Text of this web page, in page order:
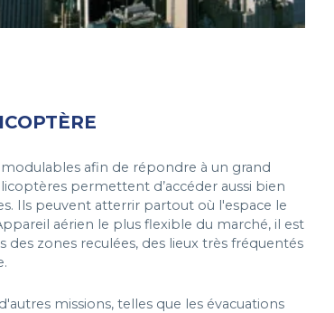
afin de répondre à un grand
permettent d’accéder aussi bien
Ils peuvent atterrir partout où l'espace le
aérien le plus flexible du marché, il est
des zones reculées, des lieux très fréquentés
missions, telles que les évacuations